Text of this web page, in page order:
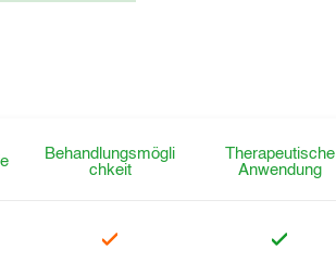
Behandlungsmögli
chkeit
Therapeutische
Anwendung